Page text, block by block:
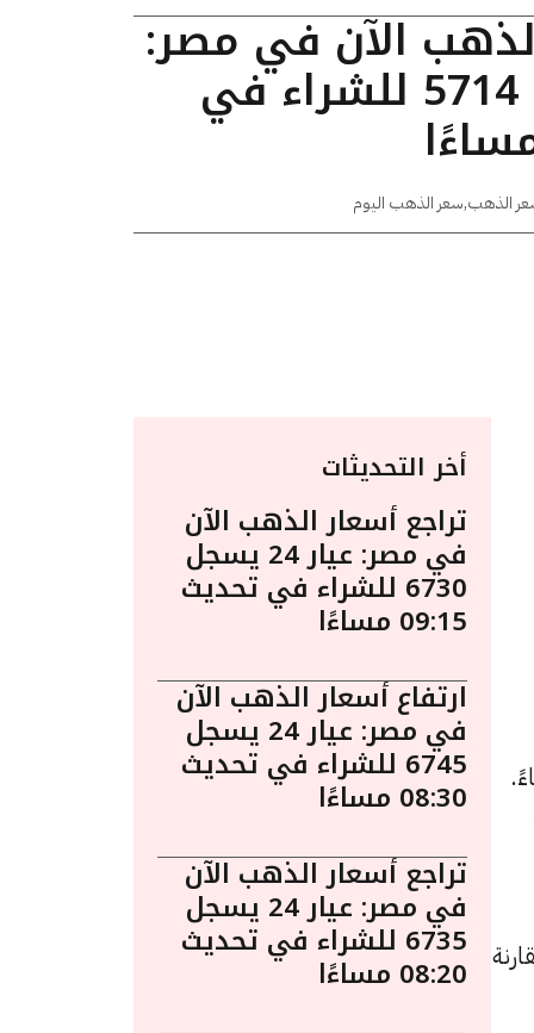
الآن في مصر:
عيار 24 يسجل 5714 للشراء في
الذهب,سعر الذهب اليوم
الساعة 12:35 مساءً.
بقيمة 5 جنيهات مقارنة
أخر التحديثات
تراجع أسعار الذهب الآن
في مصر: عيار 24 يسجل
6730 للشراء في تحديث
09:15 مساءًا
ارتفاع أسعار الذهب الآن
في مصر: عيار 24 يسجل
6745 للشراء في تحديث
08:30 مساءًا
تراجع أسعار الذهب الآن
في مصر: عيار 24 يسجل
6735 للشراء في تحديث
08:20 مساءًا